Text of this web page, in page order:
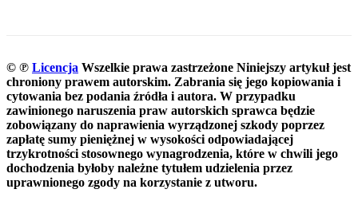
© ℗ Licencja Wszelkie prawa zastrzeżone Niniejszy artykuł jest
chroniony prawem autorskim. Zabrania się jego kopiowania i
cytowania bez podania źródła i autora. W przypadku
zawinionego naruszenia praw autorskich sprawca będzie
zobowiązany do naprawienia wyrządzonej szkody poprzez
zapłatę sumy pieniężnej w wysokości odpowiadającej
trzykrotności stosownego wynagrodzenia, które w chwili jego
dochodzenia byłoby należne tytułem udzielenia przez
uprawnionego zgody na korzystanie z utworu.